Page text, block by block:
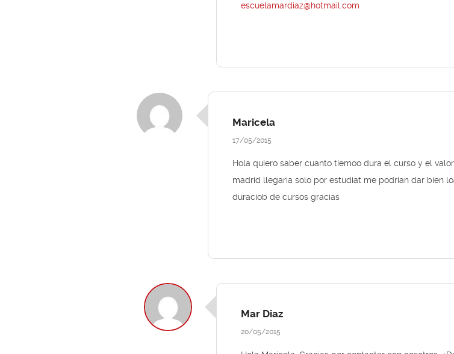
escuelamardiaz@hotmail.com
Maricela
17/05/2015
Hola quiero saber cuanto tiemoo dura el curso y el
madrid llegaria solo por estudiat me podrian dar bien
duraciob de cursos gracias
Mar Diaz
20/05/2015